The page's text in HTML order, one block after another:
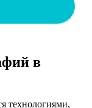
в
технологиями,